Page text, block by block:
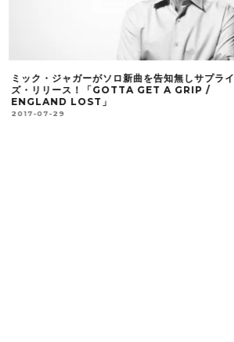
ミック・ジャガーがソロ新曲を告知無しサプライ
ズ・リリース！「GOTTA GET A GRIP /
ENGLAND LOST」
2017-07-29